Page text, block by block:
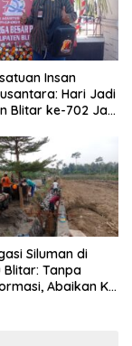
Insan
Hari Jadi
Blitar ke-702 Jadi
Siluman di
Blitar: Tanpa
Abaikan K3,